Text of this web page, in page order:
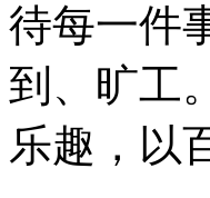
待每一件
到、旷工
乐趣，以